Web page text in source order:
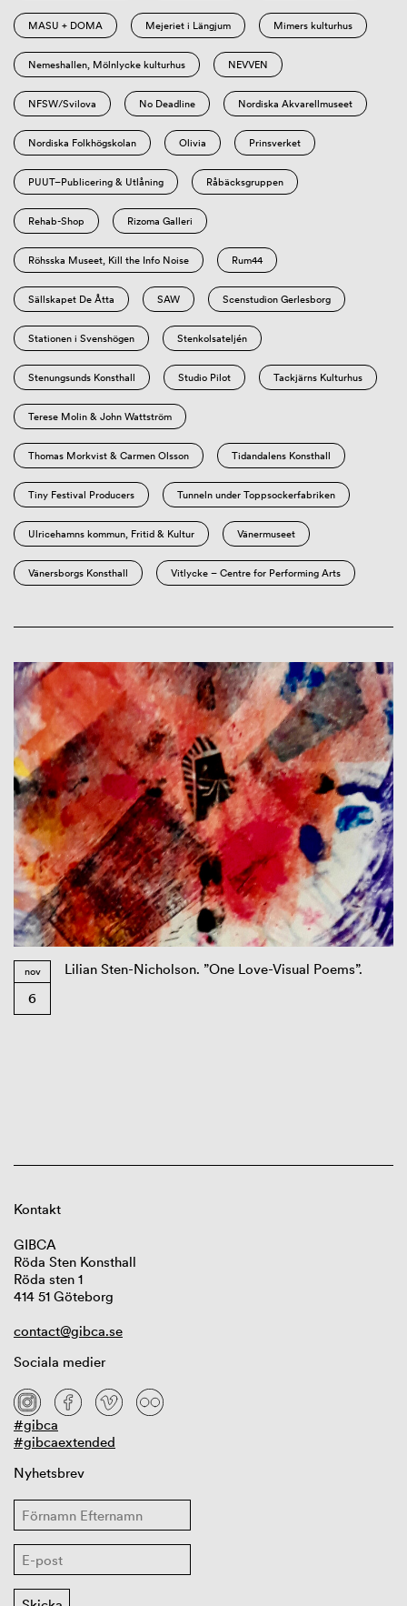
MASU + DOMA Mejeriet i Längjum Mimers kulturhus
Nemeshallen, Mölnlycke kulturhus NEVVEN
NFSW/Svilova No Deadline Nordiska Akvarellmuseet
Nordiska Folkhögskolan Olivia Prinsverket
PUUT–Publicering & Utlåning Råbäcksgruppen
Rehab-Shop Rizoma Galleri
Röhsska Museet, Kill the Info Noise Rum44
Sällskapet De Åtta SAW Scenstudion Gerlesborg
Stationen i Svenshögen Stenkolsateljén
Stenungsunds Konsthall Studio Pilot Tackjärns Kulturhus
Terese Molin & John Wattström
Thomas Morkvist & Carmen Olsson Tidandalens Konsthall
Tiny Festival Producers Tunneln under Toppsockerfabriken
Ulricehamns kommun, Fritid & Kultur Vänermuseet
Vänersborgs Konsthall Vitlycke – Centre for Performing Arts
nov
6
Lilian Sten-Nicholson. ”One Love-Visual Poems”.
Kontakt
GIBCA
Röda Sten Konsthall
Röda sten 1
414 51 Göteborg
contact@gibca.se
Sociala medier
#gibca
#gibcaextended
Nyhetsbrev